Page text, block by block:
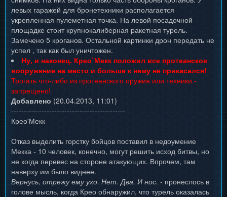
левых гаражей для бронетехники располагается
укрепленная пулеметная точка. На левой посадочной
площадке стоит крупнокалиберная ракетная турель.
Замечено 5 кроганов. Остальной картинки дрон передать не
успел , так как был уничтожен.
Ну, и наконец. Крео`Мекк положил все протеанское
вооружение на место и больше к нему не прикасался!
Трогать что-либо из протеанского оружия или техники -
запрещено!
Добавлено (20.04.2013, 11:01)
---------------------------------------------
Крео'Мекк
Отказ выделить горстку бойцов поставил в недоумение
Мекка - 10 человек, конечно, могут решить исход битвы, но
не когда перевес на стороне атакующих. Впрочем, там
наверху им было виднее.
Вернусь, отрежу ему ухо. Нет. Два. И нос. - пронеслось в
голове мысль, когда Крео обнаружил, что турель оказалась